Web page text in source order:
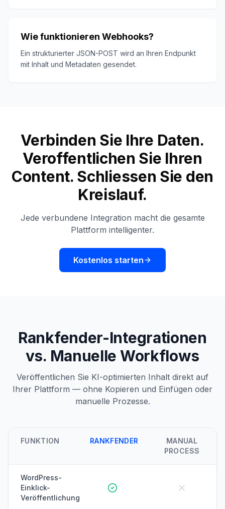
Wie funktionieren Webhooks?
Ein strukturierter JSON-POST wird an Ihren Endpunkt
mit Inhalt und Metadaten gesendet.
Verbinden Sie Ihre Daten.
Veroffentlichen Sie Ihren
Content. Schliessen Sie den
Kreislauf.
Jede verbundene Integration macht die gesamte
Plattform intelligenter.
Kostenlos starten
Rankfender-Integrationen
vs. Manuelle Workflows
Veröffentlichen Sie KI-optimierten Inhalt direkt auf
Ihrer Plattform — ohne Kopieren und Einfügen oder
manuelle Prozesse.
FUNKTION RANKFENDER
MANUAL
PROCESS
WordPress-
Einklick-
Veröffentlichung